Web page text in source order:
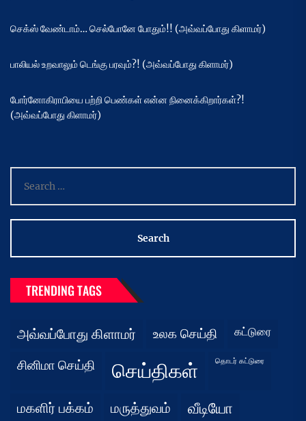
செக்ஸ் வேண்டாம்… செல்போனே போதும்!! (அவ்வப்போது கிளாமர்)
பாலியல் உறவாலும் டெங்கு பரவும்?! (அவ்வப்போது கிளாமர்)
போர்னோகிராபியை பற்றி பெண்கள் என்ன நினைக்கிறார்கள்?!
(அவ்வப்போது கிளாமர்)
for:
TRENDING TAGS
அவ்வப்போது கிளாமர் உலக செய்தி கட்டுரை
சினிமா செய்தி செய்திகள் தொடர் கட்டுரை
மகளிர் பக்கம் மருத்துவம் வீடியோ